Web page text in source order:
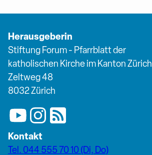
Herausgeberin
Stiftung Forum - Pfarrblatt der
katholischen Kirche im Kanton Zürich
Zeltweg 48
8032 Zürich
Kontakt
Tel. 044 555 70 10 (Di, Do)